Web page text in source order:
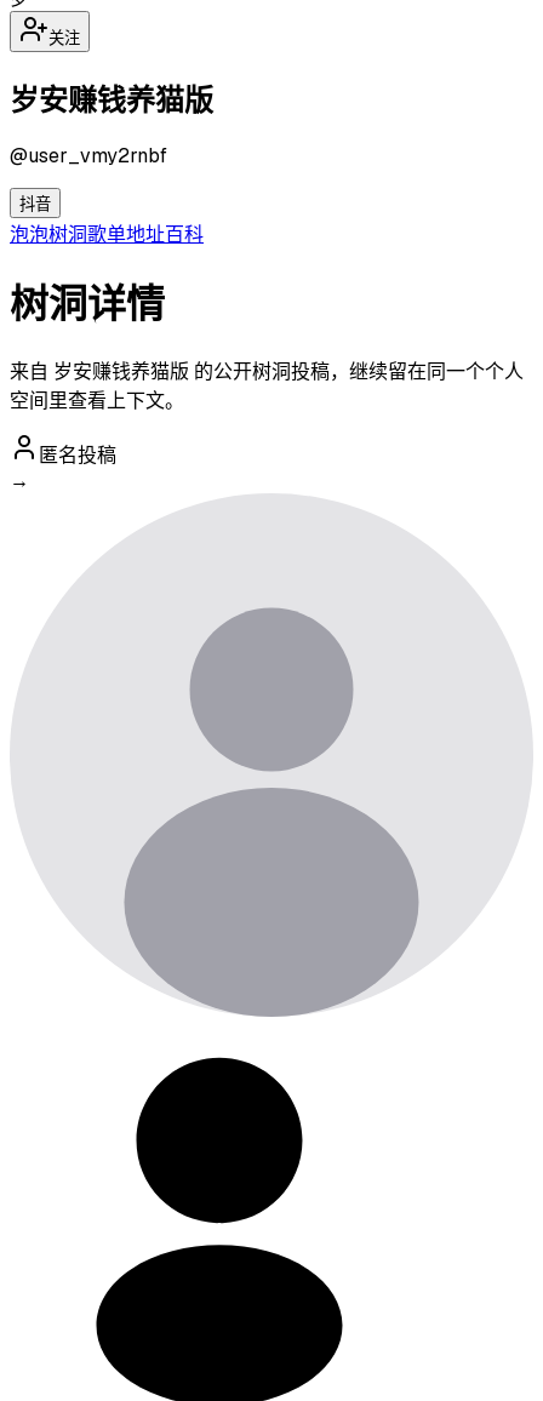
关注
岁安赚钱养猫版
@user_vmy2rnbf
抖音
泡泡树洞歌单地址百科
树洞详情
来自 岁安赚钱养猫版 的公开树洞投稿，继续留在同一个个人
空间里查看上下文。
匿名投稿
→